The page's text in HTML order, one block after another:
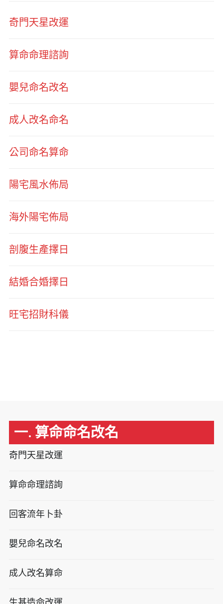
奇門天星改運
算命命理諮詢
嬰兒命名改名
成人改名命名
公司命名算命
陽宅風水佈局
海外陽宅佈局
剖腹生產擇日
結婚合婚擇日
旺宅招財科儀
一. 算命命名改名
奇門天星改運
算命命理諮詢
回客流年卜卦
嬰兒命名改名
成人改名算命